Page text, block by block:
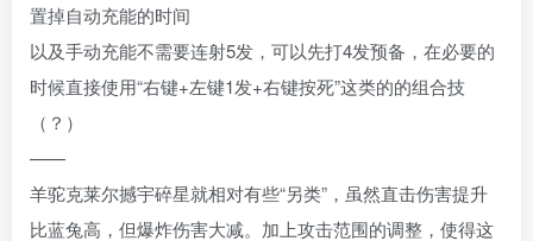
置掉自动充能的时间
以及手动充能不需要连射5发，可以先打4发预备，在必要的
时候直接使用“右键+左键1发+右键按死”这类的的组合技
（？）
——
羊驼克莱尔撼宇碎星就相对有些“另类”，虽然直击伤害提升
比蓝兔高，但爆炸伤害大减。加上攻击范围的调整，使得这